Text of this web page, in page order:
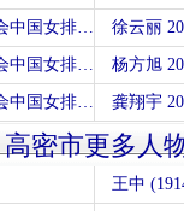
朱婷 2016年里约奥运会冠军,2016年里约奥运会中国女排运动员
林莉 2016年里约奥运会冠军,2016年里约奥运会中国女排运动员 杨方旭
丁霞 2016年里约奥运会冠军,2016年里约奥运会中国女排运动员
高密市更多人
王中